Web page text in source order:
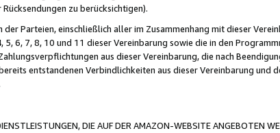
zu berücksichtigen).
Parteien, einschließlich aller im Zusammenhang mit dieser
6, 7, 8, 10 und 11 dieser Vereinbarung sowie die in den
aus dieser Vereinbarung, die nach
entstandenen Verbindlichkeiten aus dieser Vereinbarung und
DIE AUF DER AMAZON-WEBSITE ANGEBOTEN